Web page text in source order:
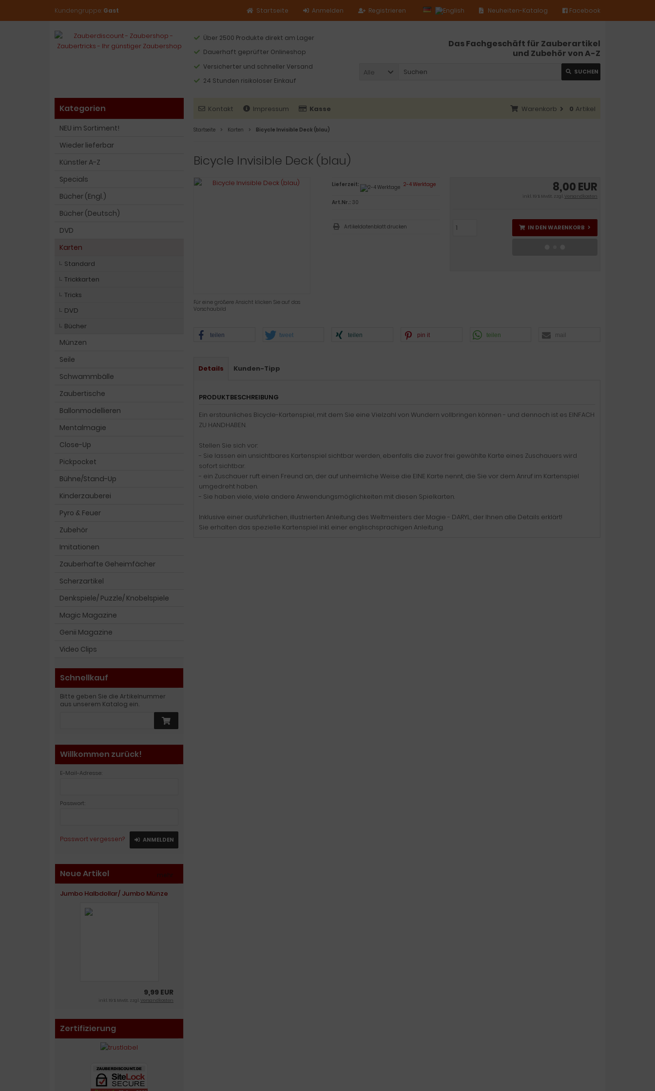
Kundengruppe: Gast Facebook
Neuheiten-Katalog
Registrieren
Anmelden
Startseite
Über 2500 Produkte direkt am Lager
Dauerhaft geprüfter Onlineshop
Versicherter und schneller Versand
24 Stunden risikoloser Einkauf
Das Fachgeschäft für Zauberartikel
und Zubehör von A-Z
Alle SUCHEN
Kontakt Impressum Kasse Warenkorb 0 Artikel
Startseite Karten Bicycle Invisible Deck (blau)
Bicycle Invisible Deck (blau)
Für eine größere Ansicht klicken Sie auf das
Vorschaubild
8,00 EUR
inkl. 19 % MwSt. zzgl.Versandkosten
IN DEN WARENKORB
Lieferzeit: 2-4 Werktage
Art.Nr.: 30
Artikeldatenblatt drucken
teilen tweet teilen pin it teilen mail
Details Kunden-Tipp
PRODUKTBESCHREIBUNG
Ein erstaunliches Bicycle-Kartenspiel, mit dem Sie eine Vielzahl von Wundern vollbringen können - und dennoch ist es EINFACH
ZU HANDHABEN.
Stellen Sie sich vor:
- Sie lassen ein unsichtbares Kartenspiel sichtbar werden, ebenfalls die zuvor frei gewählte Karte eines Zuschauers wird
sofort sichtbar.
- ein Zuschauer ruft einen Freund an, der auf unheimliche Weise die EINE Karte nennt, die Sie vor dem Anruf im Kartenspiel
umgedreht haben.
- Sie haben viele, viele andere Anwendungsmöglichkeiten mit diesen Spielkarten.
Inklusive einer ausführlichen, illustrierten Anleitung des Weltmeisters der Magie - DARYL, der Ihnen alle Details erklärt!
Sie erhalten das spezielle Kartenspiel inkl. einer englischsprachigen Anleitung.
Kategorien
NEU im Sortiment!
Wieder lieferbar
Künstler A-Z
Specials
Bücher (Engl.)
Bücher (Deutsch)
DVD
Karten
Standard
Trickkarten
Tricks
DVD
Bücher
Münzen
Seile
Schwammbälle
Zaubertische
Ballonmodellieren
Mentalmagie
Close-Up
Pickpocket
Bühne/Stand-Up
Kinderzauberei
Pyro & Feuer
Zubehör
Imitationen
Zauberhafte Geheimfächer
Scherzartikel
Denkspiele/ Puzzle/ Knobelspiele
Magic Magazine
Genii Magazine
Video Clips
Schnellkauf
Bitte geben Sie die Artikelnummer
aus unserem Katalog ein.
Willkommen zurück!
E-Mail-Adresse:
Passwort:
Passwort vergessen? ANMELDEN
Neue Artikel mehr
Jumbo Halbdollar/ Jumbo Münze
9,99 EUR
inkl. 19 % MwSt. zzgl.Versandkosten
Zertifizierung